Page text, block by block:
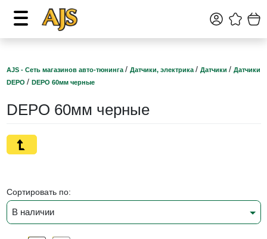
AJS - Сеть магазинов авто-тюнинга / Датчики, электрика / Датчики / Датчики
DEPO / DEPO 60мм черные
DEPO 60мм черные
Сортировать по:
В наличии